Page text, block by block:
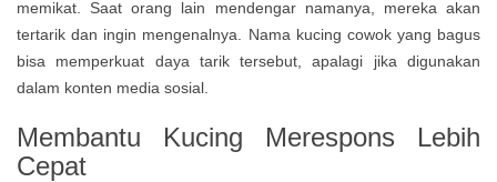
memikat. Saat orang lain mendengar namanya, mereka akan
tertarik dan ingin mengenalnya. Nama kucing cowok yang bagus
bisa memperkuat daya tarik tersebut, apalagi jika digunakan
dalam konten media sosial.
Membantu Kucing Merespons Lebih
Cepat